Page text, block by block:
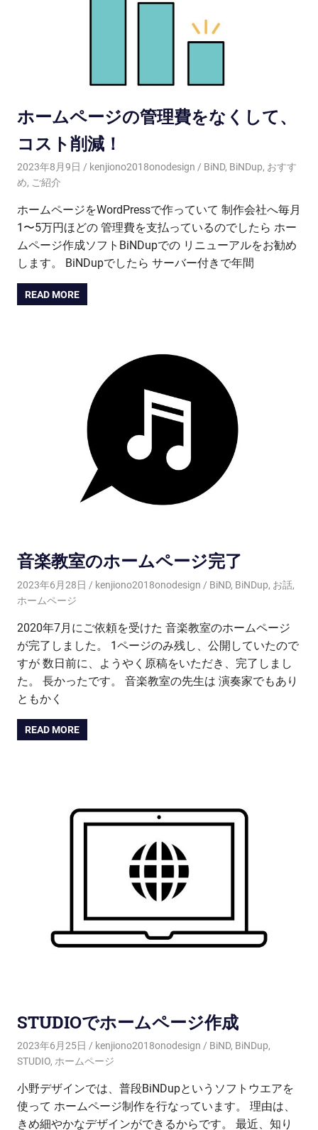
ホームページの管理費をなくして、
コスト削減！
2023年8月9日 kenjiono2018onodesign BiND, BiNDup, おすす
め, ご紹介
ホームページをWordPressで作っていて 制作会社へ毎月
1〜5万円ほどの 管理費を支払っているのでしたら ホー
ムページ作成ソフトBiNDupでの リニューアルをお勧め
します。 BiNDupでしたら サーバー付きで年間
READ MORE
音楽教室のホームページ完了
2023年6月28日 kenjiono2018onodesign BiND, BiNDup, お話,
ホームページ
2020年7月にご依頼を受けた 音楽教室のホームページ
が完了しました。 1ページのみ残し、公開していたので
すが 数日前に、ようやく原稿をいただき、完了しまし
た。 長かったです。 音楽教室の先生は 演奏家でもあり
ともかく
READ MORE
STUDIOでホームページ作成
2023年6月25日 kenjiono2018onodesign BiND, BiNDup,
STUDIO, ホームページ
小野デザインでは、普段BiNDupというソフトウエアを
使って ホームページ制作を行なっています。 理由は、
きめ細やかなデザインができるからです。 最近、知り